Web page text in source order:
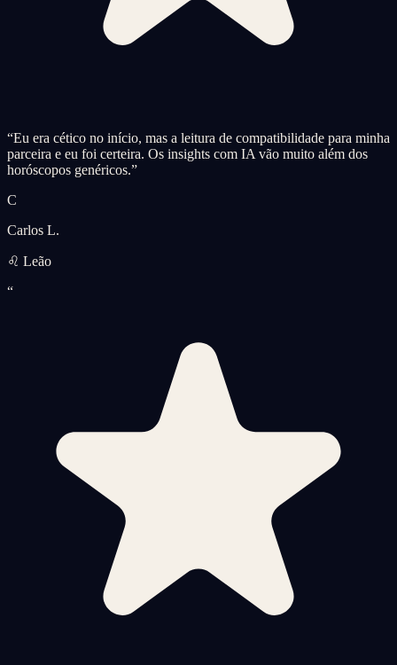
“Eu era cético no início, mas a leitura de compatibilidade para minha
parceira e eu foi certeira. Os insights com IA vão muito além dos
horóscopos genéricos.”
C
Carlos L.
♌ Leão
“